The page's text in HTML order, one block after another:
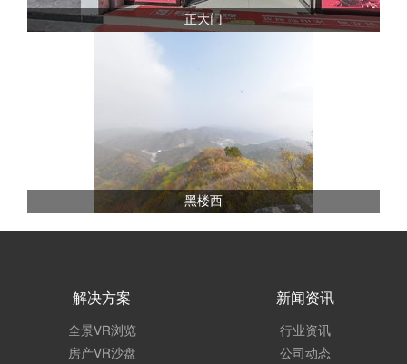
正大门
黑楼西
解决方案
全景VR浏览
房产VR沙盘
新闻资讯
行业资讯
公司动态